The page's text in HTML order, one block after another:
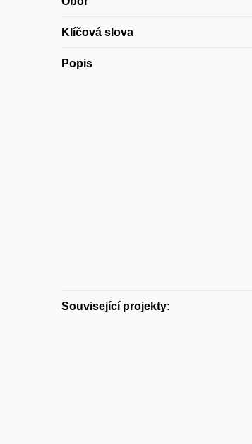
Klíčová slova
Popis
Související projekty: